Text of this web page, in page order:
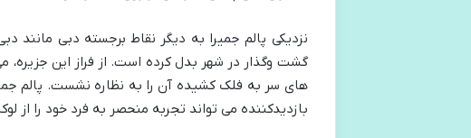
نزدیکی پالم جمیرا به دیگر نقاط برجسته دبی مانند
گشت وگذار در شهر بدل کرده است. از فراز این
های سر به فلک کشیده آن را به نظاره نشست. پالم
بازدیدکننده می تواند تجربه منحصر به فرد خود را از